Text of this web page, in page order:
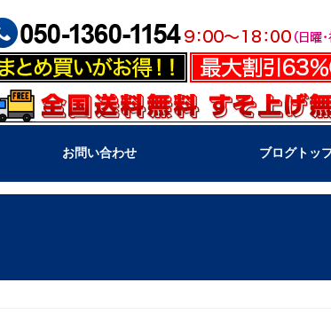
お問い合わせ ブログトッ